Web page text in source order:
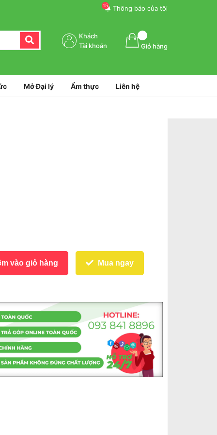
Thông báo của tôi
15
Giỏ hàng
Khách
Tài khoản
Mở Đại lý Ẩm thực Liên hệ
vào giỏ hàng Mua ngay